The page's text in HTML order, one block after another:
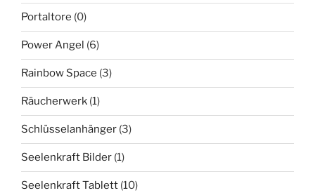
Portaltore (0)
Power Angel (6)
Rainbow Space (3)
Räucherwerk (1)
Schlüsselanhänger (3)
Seelenkraft Bilder (1)
Seelenkraft Tablett (10)